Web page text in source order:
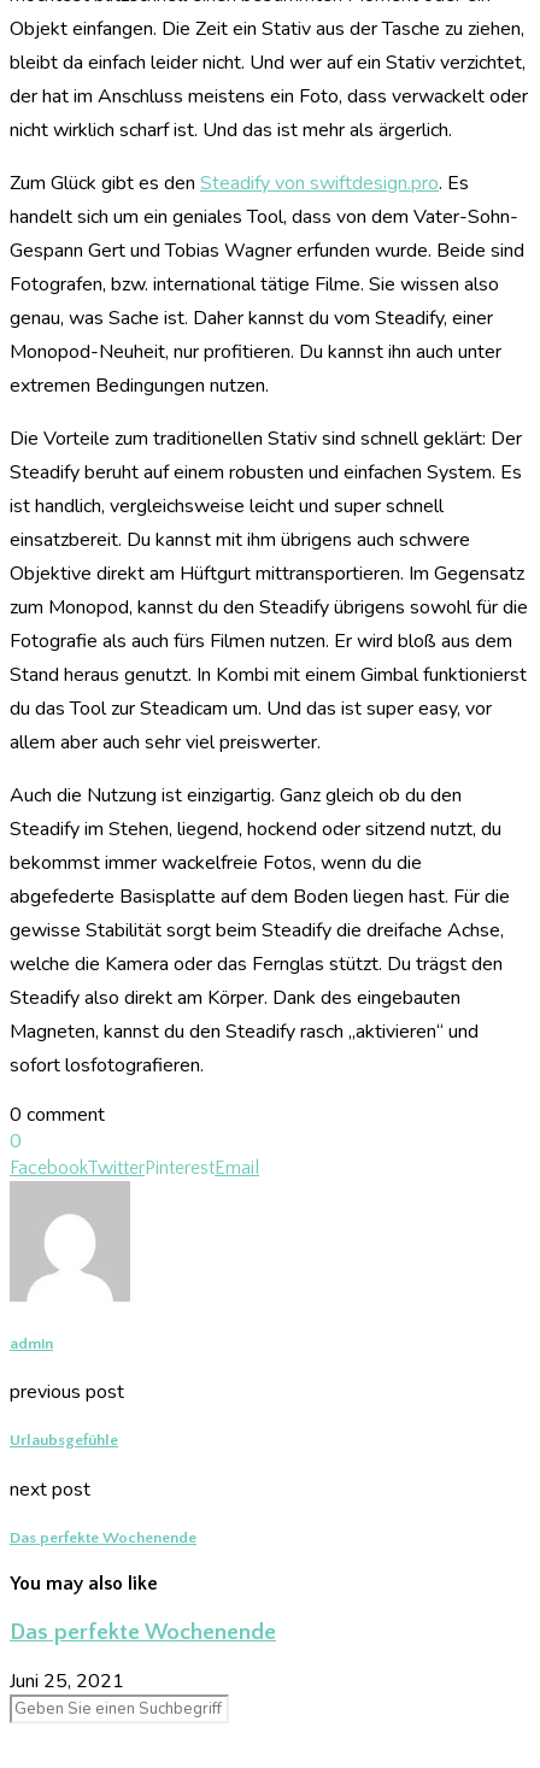
Objekt einfangen. Die Zeit ein Stativ aus der Tasche zu ziehen,
bleibt da einfach leider nicht. Und wer auf ein Stativ verzichtet,
der hat im Anschluss meistens ein Foto, dass verwackelt oder
nicht wirklich scharf ist. Und das ist mehr als ärgerlich.
Zum Glück gibt es den Steadify von swiftdesign.pro. Es
handelt sich um ein geniales Tool, dass von dem Vater-Sohn-
Gespann Gert und Tobias Wagner erfunden wurde. Beide sind
Fotografen, bzw. international tätige Filme. Sie wissen also
genau, was Sache ist. Daher kannst du vom Steadify, einer
Monopod-Neuheit, nur profitieren. Du kannst ihn auch unter
extremen Bedingungen nutzen.
Die Vorteile zum traditionellen Stativ sind schnell geklärt: Der
Steadify beruht auf einem robusten und einfachen System. Es
ist handlich, vergleichsweise leicht und super schnell
einsatzbereit. Du kannst mit ihm übrigens auch schwere
Objektive direkt am Hüftgurt mittransportieren. Im Gegensatz
zum Monopod, kannst du den Steadify übrigens sowohl für die
Fotografie als auch fürs Filmen nutzen. Er wird bloß aus dem
Stand heraus genutzt. In Kombi mit einem Gimbal funktionierst
du das Tool zur Steadicam um. Und das ist super easy, vor
allem aber auch sehr viel preiswerter.
Auch die Nutzung ist einzigartig. Ganz gleich ob du den
Steadify im Stehen, liegend, hockend oder sitzend nutzt, du
bekommst immer wackelfreie Fotos, wenn du die
abgefederte Basisplatte auf dem Boden liegen hast. Für die
gewisse Stabilität sorgt beim Steadify die dreifache Achse,
welche die Kamera oder das Fernglas stützt. Du trägst den
Steadify also direkt am Körper. Dank des eingebauten
Magneten, kannst du den Steadify rasch „aktivieren“ und
sofort losfotografieren.
0 comment
0
FacebookTwitterPinterestEmail
admin
previous post
Urlaubsgefühle
next post
Das perfekte Wochenende
You may also like
Das perfekte Wochenende
Juni 25, 2021